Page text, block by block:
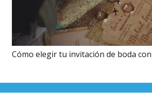
Cómo elegir tu invitación de boda